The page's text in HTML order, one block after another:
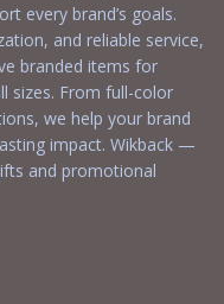
every brand’s goals.
and reliable service,
branded items for
sizes. From full-color
we help your brand
impact. Wikback —
and promotional